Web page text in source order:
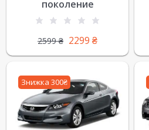
поколение
2599₴ 2299 ₴
Знижка 300₴